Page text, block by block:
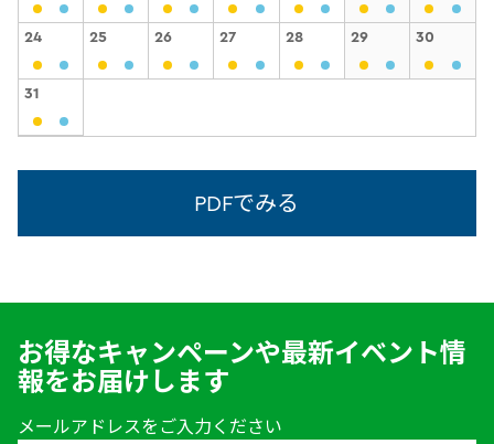
24 25 26 27 28 29 30
31
PDFでみる
お得なキャンペーンや最新イベント情
報をお届けします
メールアドレスをご入力ください